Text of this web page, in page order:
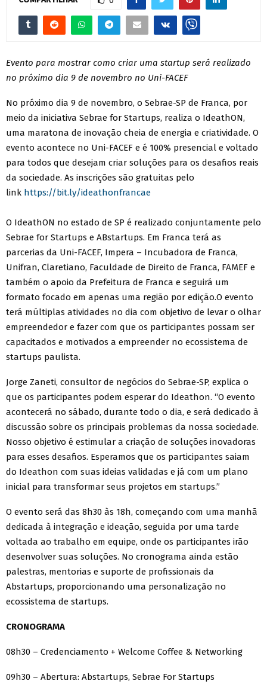
Evento para mostrar como criar uma startup será realizado
no próximo dia 9 de novembro no Uni-FACEF
No próximo dia 9 de novembro, o Sebrae-SP de Franca, por
meio da iniciativa Sebrae for Startups, realiza o IdeathON,
uma maratona de inovação cheia de energia e criatividade. O
evento acontece no Uni-FACEF e é 100% presencial e voltado
para todos que desejam criar soluções para os desafios reais
da sociedade. As inscrições são gratuitas pelo
link https://bit.ly/ideathonfrancae
O IdeathON no estado de SP é realizado conjuntamente pelo
Sebrae for Startups e ABstartups. Em Franca terá as
parcerias da Uni-FACEF, Impera – Incubadora de Franca,
Unifran, Claretiano, Faculdade de Direito de Franca, FAMEF e
também o apoio da Prefeitura de Franca e seguirá um
formato focado em apenas uma região por edição.O evento
terá múltiplas atividades no dia com objetivo de levar o olhar
empreendedor e fazer com que os participantes possam ser
capacitados e motivados a empreender no ecossistema de
startups paulista.
Jorge Zaneti, consultor de negócios do Sebrae-SP, explica o
que os participantes podem esperar do Ideathon. “O evento
acontecerá no sábado, durante todo o dia, e será dedicado à
discussão sobre os principais problemas da nossa sociedade.
Nosso objetivo é estimular a criação de soluções inovadoras
para esses desafios. Esperamos que os participantes saiam
do Ideathon com suas ideias validadas e já com um plano
inicial para transformar seus projetos em startups.”
O evento será das 8h30 às 18h, começando com uma manhã
dedicada à integração e ideação, seguida por uma tarde
voltada ao trabalho em equipe, onde os participantes irão
desenvolver suas soluções. No cronograma ainda estão
palestras, mentorias e suporte de profissionais da
Abstartups, proporcionando uma personalização no
ecossistema de startups.
CRONOGRAMA
08h30 – Credenciamento + Welcome Coffee & Networking
09h30 – Abertura: Abstartups, Sebrae For Startups